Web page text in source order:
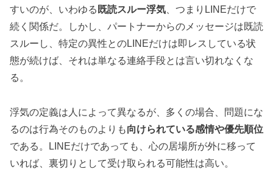
すいのが、いわゆる 既読スルー浮気 、つまりLINEだけで
続く関係だ。しかし、パートナーからのメッセージは既読
スルーし、特定の異性とのLINEだけは即レスしている状
態が続けば、それは単なる連絡手段とは言い切れなくな
る。
浮気の定義は人によって異なるが、多くの場合、問題にな
るのは行為そのものよりも向けられている感情や優先順位
である。LINEだけであっても、心の居場所が外に移って
いれば、裏切りとして受け取られる可能性は高い。